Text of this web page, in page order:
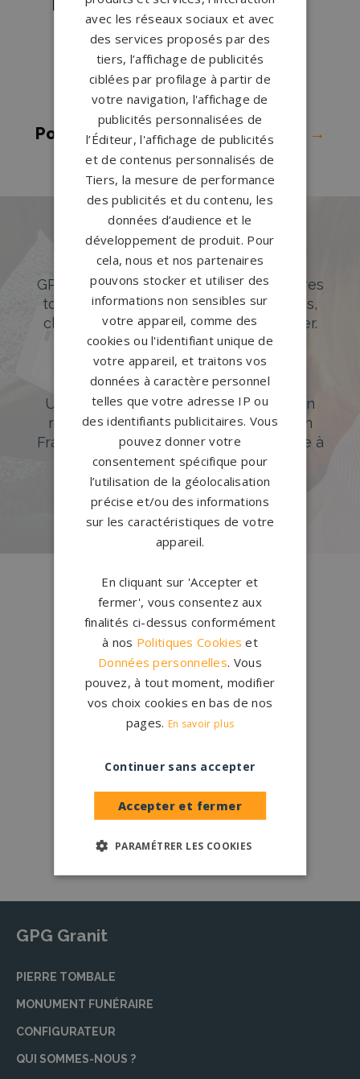
Pompes funèbres Ris-Orangis
Pompes funèbres Sainte-
Geneviève-des-Bois→
Pompes funèbres Savigny-sur-
Orge →
Pompes funèbres Soisy-sur-Seine
→
Des pierres tombales uniques et
originales
GPG Granit offre un large choix de pierres
tombales en granit de styles modernes,
classiques ou originales à personnaliser.
DÉCOUVREZ NOTRE CATALOGUE
Accompagnement sur-mesure
Un accompagnement sur mesure et un
réseau de 1200 partenaires partout en
France. Personnalisation avancée grâce à
notre configurateur 3D en ligne.
PERSONNALISEZ VOTRE MONUMENT
Conceptionfrançaise
Qui sommes-nous ?
Créationssur-mesure
Configurateur
coloris
Nos granits
GPG Granit
PIERRE TOMBALE
MONUMENT FUNÉRAIRE
CONFIGURATEUR
QUI SOMMES-NOUS ?
avec les réseaux sociaux et avec
des services proposés par des
tiers, l’affichage de publicités
ciblées par profilage à partir de
votre navigation, l'affichage de
publicités personnalisées de
l’Éditeur, l'affichage de publicités
et de contenus personnalisés de
Tiers, la mesure de performance
des publicités et du contenu, les
données d’audience et le
développement de produit. Pour
cela, nous et nos partenaires
pouvons stocker et utiliser des
informations non sensibles sur
votre appareil, comme des
cookies ou l'identifiant unique de
votre appareil, et traitons vos
données à caractère personnel
telles que votre adresse IP ou
des identifiants publicitaires. Vous
pouvez donner votre
consentement spécifique pour
l’utilisation de la géolocalisation
précise et/ou des informations
sur les caractéristiques de votre
appareil.
En cliquant sur 'Accepter et
fermer', vous consentez aux
finalités ci-dessus conformément
à nos Politiques Cookies et
Données personnelles. Vous
pouvez, à tout moment, modifier
vos choix cookies en bas de nos
pages. En savoir plus
Accepter et fermer
Continuer sans accepter
PARAMÉTRER LES COOKIES